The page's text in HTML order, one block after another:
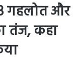
गहलोत और
तंज, कहा